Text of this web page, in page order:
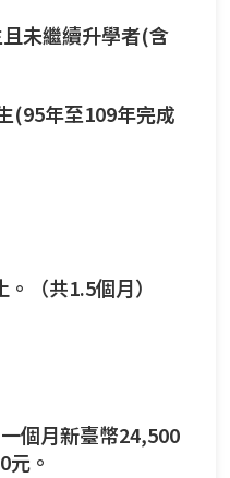
未繼續升學者(含
(95年至109年完成
（共1.5個月）
個月新臺幣24,500
。